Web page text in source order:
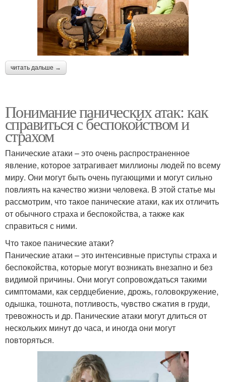
читать дальше →
Понимание панических атак: как
справиться с беспокойством и
страхом
Панические атаки – это очень распространенное
явление, которое затрагивает миллионы людей по всему
миру. Они могут быть очень пугающими и могут сильно
повлиять на качество жизни человека. В этой статье мы
рассмотрим, что такое панические атаки, как их отличить
от обычного страха и беспокойства, а также как
справиться с ними.
Что такое панические атаки?
Панические атаки – это интенсивные приступы страха и
беспокойства, которые могут возникать внезапно и без
видимой причины. Они могут сопровождаться такими
симптомами, как сердцебиение, дрожь, головокружение,
одышка, тошнота, потливость, чувство сжатия в груди,
тревожность и др. Панические атаки могут длиться от
нескольких минут до часа, и иногда они могут
повторяться.